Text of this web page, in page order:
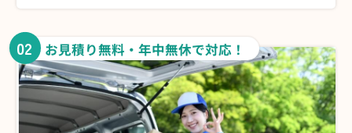
02 お見積り無料・年中無休で対応！